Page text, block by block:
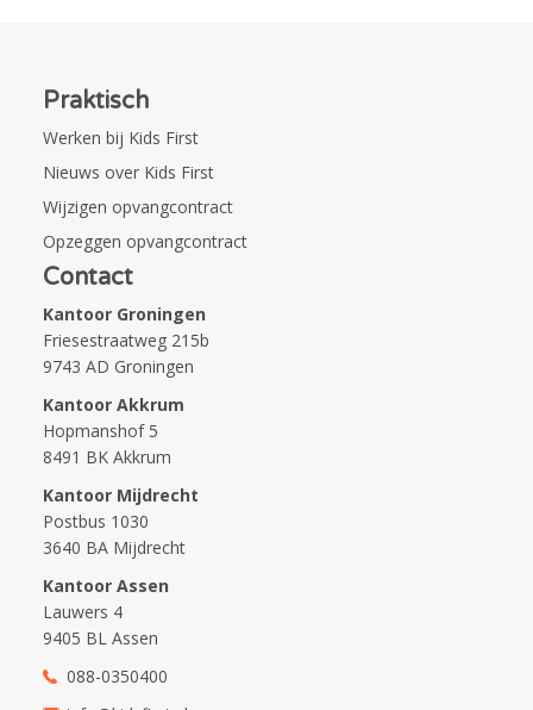
Praktisch
Werken bij Kids First
Nieuws over Kids First
Wijzigen opvangcontract
Opzeggen opvangcontract
Contact
Kantoor Groningen
Friesestraatweg 215b
9743 AD Groningen
Kantoor Akkrum
Hopmanshof 5
8491 BK Akkrum
Kantoor Mijdrecht
Postbus 1030
3640 BA Mijdrecht
Kantoor Assen
Lauwers 4
9405 BL Assen
088-0350400